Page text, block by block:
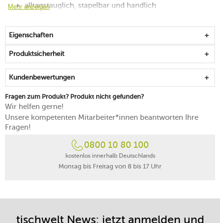
alltagstauglich, stapelbar und handlich
Mehr anzeigen
Eigenschaften
Produktsicherheit
Kundenbewertungen
Fragen zum Produkt? Produkt nicht gefunden?
Wir helfen gerne!
Unsere kompetenten Mitarbeiter*innen beantworten Ihre
Fragen!
0800 10 80 100
kostenlos innerhalb Deutschlands
Montag bis Freitag von 8 bis 17 Uhr
tischwelt News: jetzt anmelden und